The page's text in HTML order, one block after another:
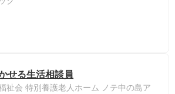
せる生活相談員
祉会 特別養護老人ホーム ノテ中の島ア